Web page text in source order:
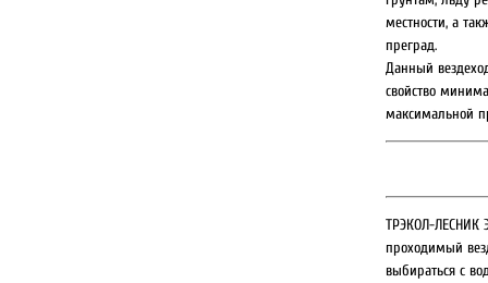
местности, а
преград.
Данный
свойство
максимальной
ТРЭКОЛ-ЛЕСНИК
проходимый
выбираться с